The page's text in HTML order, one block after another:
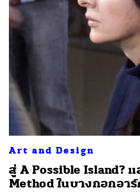
Art and Design
สู่ A Possible Island?
Method ในบางกอกอา